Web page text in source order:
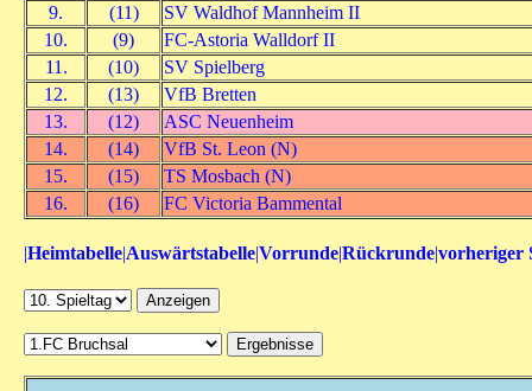
9.
(11)
SV Waldhof Mannheim II
10.
(9)
FC-Astoria Walldorf II
11.
(10)
SV Spielberg
12.
(13)
VfB Bretten
13.
(12)
ASC Neuenheim
14.
(14)
VfB St. Leon (N)
15.
(15)
TS Mosbach (N)
16.
(16) FC Victoria Bammental
|Heimtabelle|Auswärtstabelle|Vorrunde|Rückrunde|vorheriger